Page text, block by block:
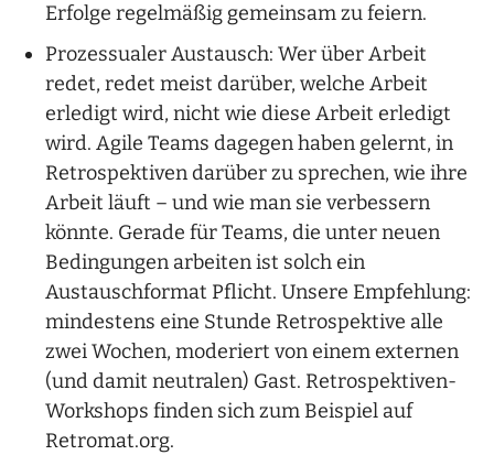
Erfolge regelmäßig gemeinsam zu feiern.
Prozessualer Austausch: Wer über Arbeit
redet, redet meist darüber, welche Arbeit
erledigt wird, nicht wie diese Arbeit erledigt
wird. Agile Teams dagegen haben gelernt, in
Retrospektiven darüber zu sprechen, wie ihre
Arbeit läuft – und wie man sie verbessern
könnte. Gerade für Teams, die unter neuen
Bedingungen arbeiten ist solch ein
Austauschformat Pflicht. Unsere Empfehlung:
mindestens eine Stunde Retrospektive alle
zwei Wochen, moderiert von einem externen
(und damit neutralen) Gast. Retrospektiven-
Workshops finden sich zum Beispiel auf
Retromat.org.